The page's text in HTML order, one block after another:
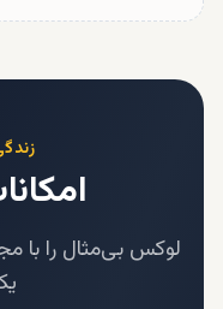
لوکس بی‌مثال را با